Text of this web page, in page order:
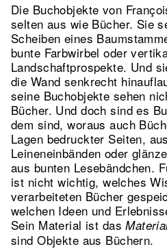
Die Buchobjekte von
selten aus wie Bücher. Sie
Scheiben eines
bunte Farbwirbel oder
Landschaftprospekte. Und
die Wand senkrecht
seine Buchobjekte sehen
Bücher. Und doch sind es
dem sind, woraus auch
Lagen bedruckter Seiten,
Leineneinbänden oder
aus bunten Lesebändchen.
ist nicht wichtig, welches
verarbeiteten Bücher
welchen Ideen und
Sein Material ist das
sind Objekte aus Büchern.